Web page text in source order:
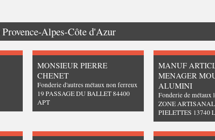
Provence-Alpes-Côte d'Azur
MONSIEUR PIERRE
CHENET
Fonderie d'autres métaux non ferreux
19 PASSAGE DU BALLET 84400
APT
MANUF
MENAGER
ALUMINI
Fonderie de métaux
ZONE
PIELETTES 13740